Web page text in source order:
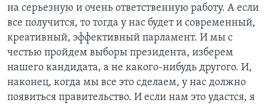
на серьезную и очень ответственную работу. А если
все получится, то тогда у нас будет и современный,
креативный, эффективный парламент. И мы с
честью пройдем выборы президента, изберем
нашего кандидата, а не какого-нибудь другого. И,
наконец, когда мы все это сделаем, у нас должно
появиться правительство. И если нам это удастся, я